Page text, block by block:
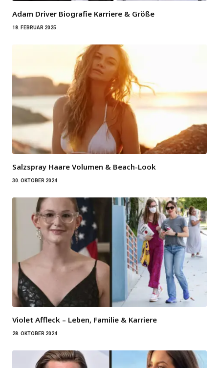
Adam Driver Biografie Karriere & Größe
18. FEBRUAR 2025
Salzspray Haare Volumen & Beach-Look
30. OKTOBER 2024
Violet Affleck – Leben, Familie & Karriere
28. OKTOBER 2024